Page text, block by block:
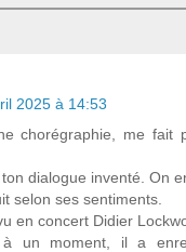
2025 à 14:53
chorégraphie, me fait
ton dialogue inventé. On
selon ses sentiments.
en concert Didier
à un moment, il a